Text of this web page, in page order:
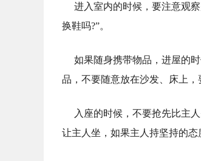
进入室内的时候，要注意观
换鞋吗?”。
如果随身携带物品，进屋的
品，不要随意放在沙发、床上，
入座的时候，不要抢先比主
让主人坐，如果主人持坚持的